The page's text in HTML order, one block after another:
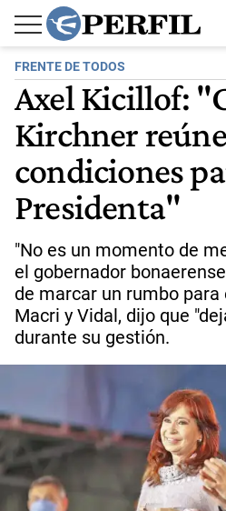
FRENTE DE TODOS
Axel Kicillof:
Kirchner
condiciones
Presidenta"
"No es un momento de
el gobernador
de marcar un rumbo para
Macri y Vidal, dijo que
durante su gestión.